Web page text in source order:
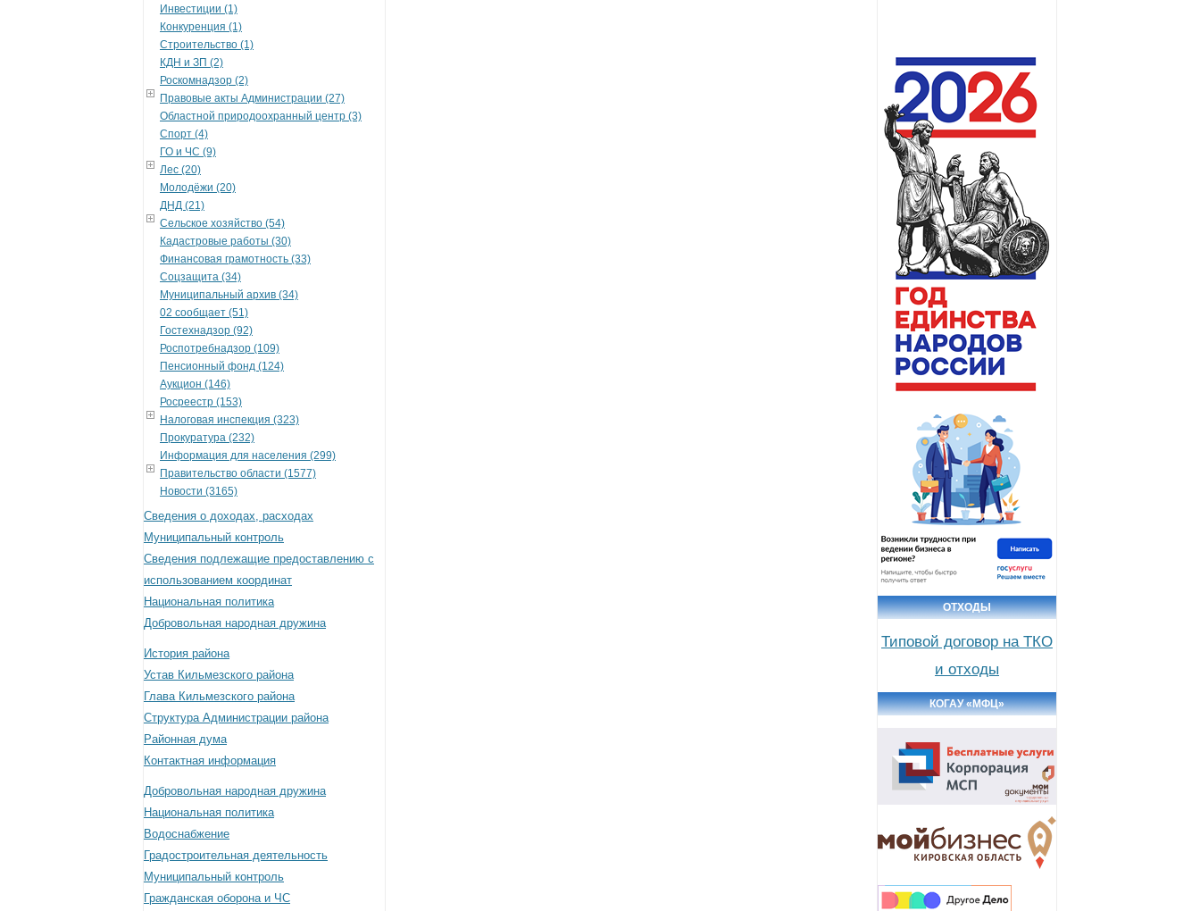
Инвестиции (1)
Конкуренция (1)
Строительство (1)
КДН и ЗП (2)
Роскомнадзор (2)
Правовые акты Администрации (27)
Областной природоохранный центр (3)
Спорт (4)
ГО и ЧС (9)
Лес (20)
Молодёжи (20)
ДНД (21)
Сельское хозяйство (54)
Кадастровые работы (30)
Финансовая грамотность (33)
Соцзащита (34)
Муниципальный архив (34)
02 сообщает (51)
Гостехнадзор (92)
Роспотребнадзор (109)
Пенсионный фонд (124)
Аукцион (146)
Росреестр (153)
Налоговая инспекция (323)
Прокуратура (232)
Информация для населения (299)
Правительство области (1577)
Новости (3165)
Сведения о доходах, расходах
Муниципальный контроль
Сведения подлежащие предоставлению с
использованием координат
Национальная политика
Добровольная народная дружина
История района
Устав Кильмезского района
Глава Кильмезского района
Структура Администрации района
Районная дума
Контактная информация
Добровольная народная дружина
Национальная политика
Водоснабжение
Градостроительная деятельность
Муниципальный контроль
Гражданская оборона и ЧС
ОТХОДЫ
Типовой договор на ТКО
и отходы
КОГАУ «МФЦ»